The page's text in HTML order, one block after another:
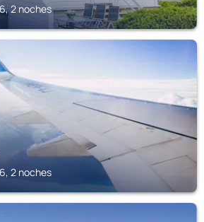
2 noches
2 noches